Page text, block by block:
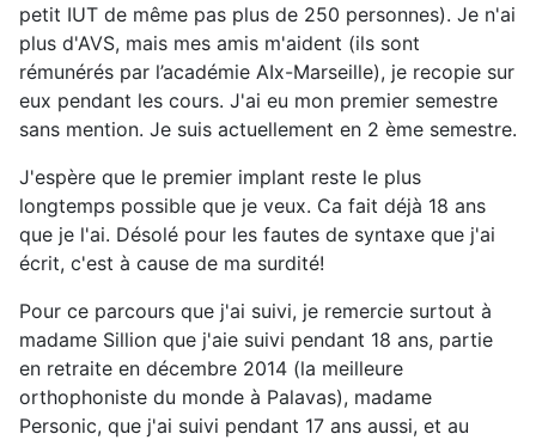
petit IUT de même pas plus de 250 personnes). Je n'ai
plus d'AVS, mais mes amis m'aident (ils sont
rémunérés par l’académie AIx-Marseille), je recopie sur
eux pendant les cours. J'ai eu mon premier semestre
sans mention. Je suis actuellement en 2 ème semestre.
J'espère que le premier implant reste le plus
longtemps possible que je veux. Ca fait déjà 18 ans
que je l'ai. Désolé pour les fautes de syntaxe que j'ai
écrit, c'est à cause de ma surdité!
Pour ce parcours que j'ai suivi, je remercie surtout à
madame Sillion que j'aie suivi pendant 18 ans, partie
en retraite en décembre 2014 (la meilleure
orthophoniste du monde à Palavas), madame
Personic, que j'ai suivi pendant 17 ans aussi, et au